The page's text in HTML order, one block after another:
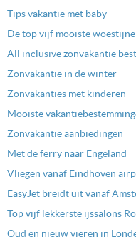
Tips vakantie met baby
De top vijf mooiste
All inclusive zonvakantie
Zonvakantie in de winter
Zonvakanties met kinderen
Mooiste
Zonvakantie aanbiedingen
Met de ferry naar Engeland
Vliegen vanaf Eindhoven
EasyJet breidt uit vanaf
Top vijf lekkerste ijssalons
Oud en nieuw vieren in